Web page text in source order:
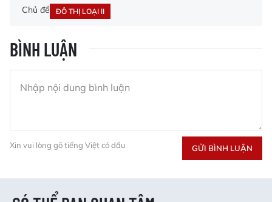
Chủ đề ĐÔ THỊ LOẠI II
BÌNH LUẬN
Xin vui lòng gõ tiếng Việt có dấu GỬI BÌNH LUẬN